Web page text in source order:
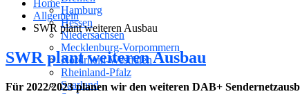
Hamburg
Hessen
Niedersachsen
Mecklenburg-Vorpommern
Nordrhein-Westfalen
Rheinland-Pfalz
Saarland
Home
Allgemein
SWR plant weiteren Ausbau
SWR plant weiteren Ausbau
Für 2022/2023 planen wir den weiteren DAB+